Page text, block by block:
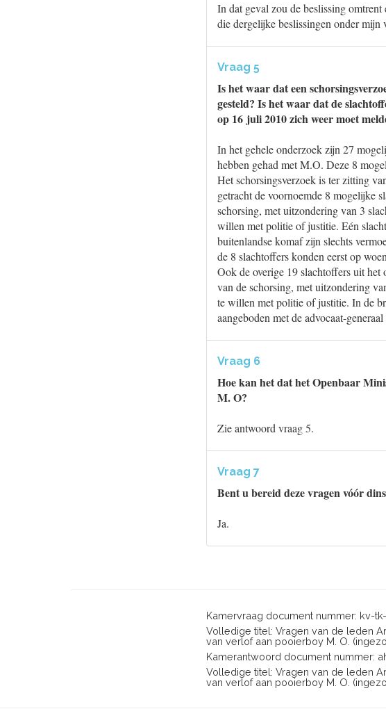
In dat geval zou de beslissing
die dergelijke beslissingen onder mijn
Vraag 5
Is het waar dat een
gesteld? Is het waar dat de
op 16 juli 2010 zich weer moet
In het gehele onderzoek zijn 27
hebben gehad met M.O. Deze 8
Het schorsingsverzoek is ter zitting
getracht de voornoemde 8 mogelijke
schorsing, met uitzondering van 3
willen met politie of justitie. Eén
buitenlandse komaf zijn slechts
de 8 slachtoffers konden eerst op
Ook de overige 19 slachtoffers uit het
van de schorsing, met uitzondering
te willen met politie of justitie. In de
aangeboden met de advocaat-
Vraag 6
Hoe kan het dat het Openbaar
M. O?
Zie antwoord vraag 5.
Vraag 7
Bent u bereid deze vragen vóór
Ja.
Kamervraag document nummer: kv-
Volledige titel: Vragen van de leden
van verlof aan pooierboy M. O.
Kamerantwoord document nummer:
Volledige titel: Vragen van de leden
van verlof aan pooierboy M. O.